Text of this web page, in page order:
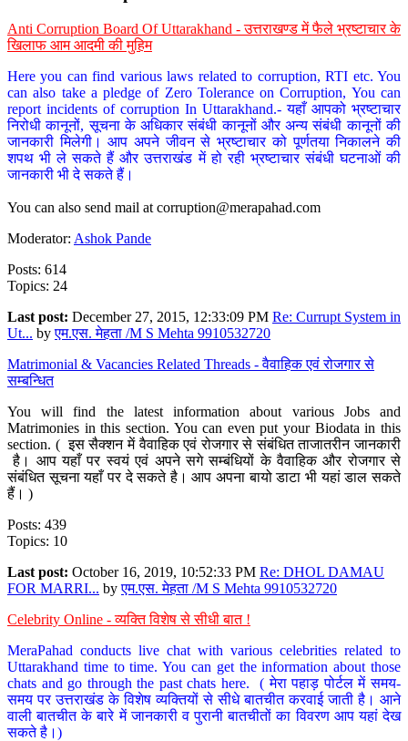
Anti Corruption Board Of Uttarakhand - उत्तराखण्ड में फैले भ्रष्टाचार के
खिलाफ आम आदमी की मुहिम
Here you can find various laws related to corruption, RTI etc. You
can also take a pledge of Zero Tolerance on Corruption, You can
report incidents of corruption In Uttarakhand.- यहाँ आपको भ्रष्टाचार
निरोधी कानूनों, सूचना के अधिकार संबंधी कानूनों और अन्य संबंधी कानूनों की
जानकारी मिलेगी। आप अपने जीवन से भ्रष्टाचार को पूर्णतया निकालने की
शपथ भी ले सकते हैं और उत्तराखंड में हो रही भ्रष्टाचार संबंधी घटनाओं की
जानकारी भी दे सकते हैं।
You can also send mail at corruption@merapahad.com
Moderator: Ashok Pande
Posts: 614
Topics: 24
Last post: December 27, 2015, 12:33:09 PM Re: Currupt System in
Ut... byएम.एस. मेहता /M S Mehta 9910532720
Matrimonial & Vacancies Related Threads - वैवाहिक एवं रोजगार से
सम्बन्धित
You will find the latest information about various Jobs and
Matrimonies in this section. You can even put your Biodata in this
section. ( इस सैक्शन में वैवाहिक एवं रोजगार से संबंधित ताजातरीन जानकारी
है। आप यहाँ पर स्वयं एवं अपने सगे सम्बंधियों के वैवाहिक और रोजगार से
संबंधित सूचना यहाँ पर दे सकते है। आप अपना बायो डाटा भी यहां डाल सकते
हैं। )
Posts: 439
Topics: 10
Last post: October 16, 2019, 10:52:33 PM Re: DHOL DAMAU
FOR MARRI... byएम.एस. मेहता /M S Mehta 9910532720
Celebrity Online - व्यक्ति विशेष से सीधी बात !
MeraPahad conducts live chat with various celebrities related to
Uttarakhand time to time. You can get the information about those
chats and go through the past chats here. ( मेरा पहाड़ पोर्टल में समय-
समय पर उत्तराखंड के विशेष व्यक्तियों से सीधे बातचीत करवाई जाती है। आने
वाली बातचीत के बारे में जानकारी व पुरानी बातचीतों का विवरण आप यहां देख
सकते है।)